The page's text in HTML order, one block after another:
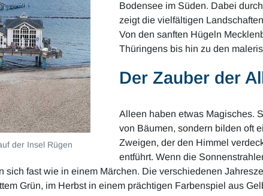
der Insel Rügen
Bodensee im Süden. Dabei
zeigt die vielfältigen
Von den sanften Hügeln
Thüringens bis hin zu den
Der Zauber der
Alleen haben etwas Magisches.
von Bäumen, sondern bilden oft
Zweigen, der den Himmel
entführt. Wenn die
sich fast wie in einem Märchen. Die verschiedenen
Grün, im Herbst in einem prächtigen Farbenspiel aus